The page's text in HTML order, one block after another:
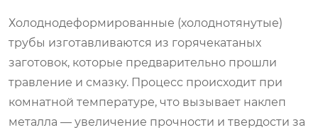
Холоднодеформированные (холоднотянутые)
трубы изготавливаются из горячекатаных
заготовок, которые предварительно прошли
травление и смазку. Процесс происходит при
комнатной температуре, что вызывает наклеп
металла — увеличение прочности и твердости за